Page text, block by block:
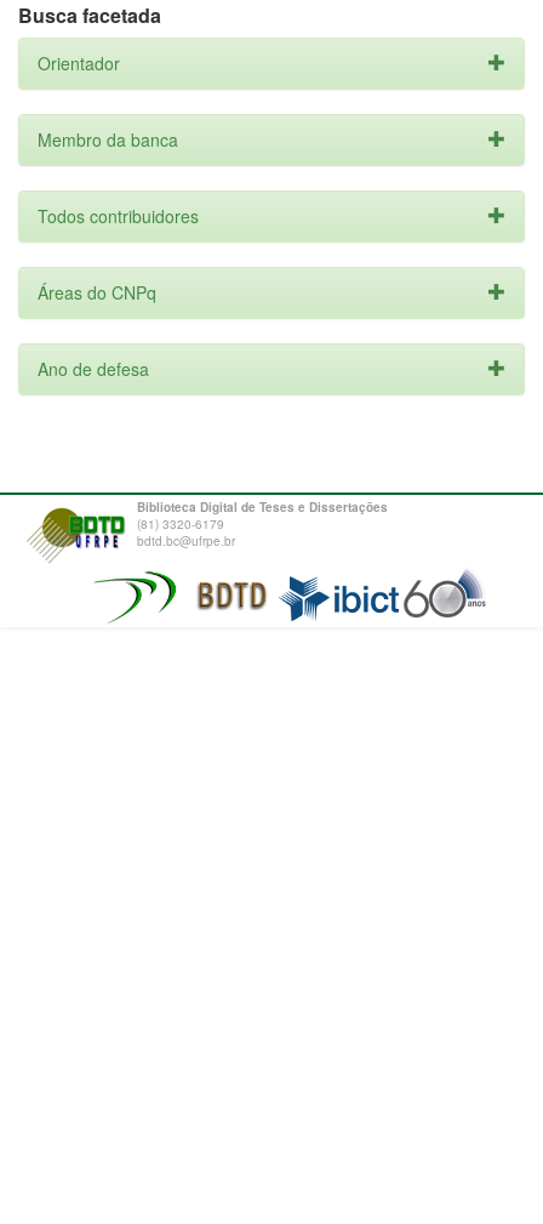
Busca facetada
Orientador
Membro da banca
Todos contribuidores
Áreas do CNPq
Ano de defesa
Biblioteca Digital de Teses e Dissertações
(81) 3320-6179
bdtd.bc@ufrpe.br